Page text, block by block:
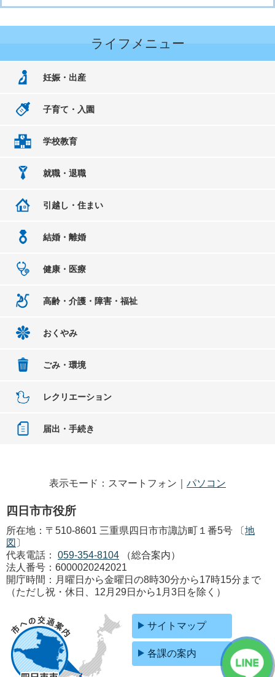
ライフメニュー
妊娠・出産
子育て・入園
学校教育
就職・退職
引越し・住まい
結婚・離婚
健康・医療
高齢・介護・障害・福祉
おくやみ
ごみ・環境
レクリエーション
届出・手続き
表示モード：スマートフォン｜ パソコン
四日市市役所
所在地：〒510-8601 三重県四日市市諏訪町１番5号 〔地
図 〕
代表電話：
059-354-8104
（総合案内）
法人番号：6000020242021
開庁時間：月曜日から金曜日の8時30分から17時15分まで
（ただし祝・休日、12月29日から1月3日を除く）
サイトマップ
各課の案内